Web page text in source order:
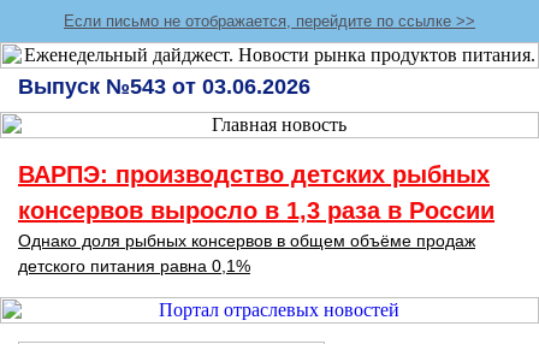
Если письмо не отображается, перейдите по ссылке >>
Выпуск №543 от 03.06.2026
ВАРПЭ: производство детских рыбных
консервов выросло в 1,3 раза в России
Однако доля рыбных консервов в общем объёме продаж
детского питания равна 0,1%